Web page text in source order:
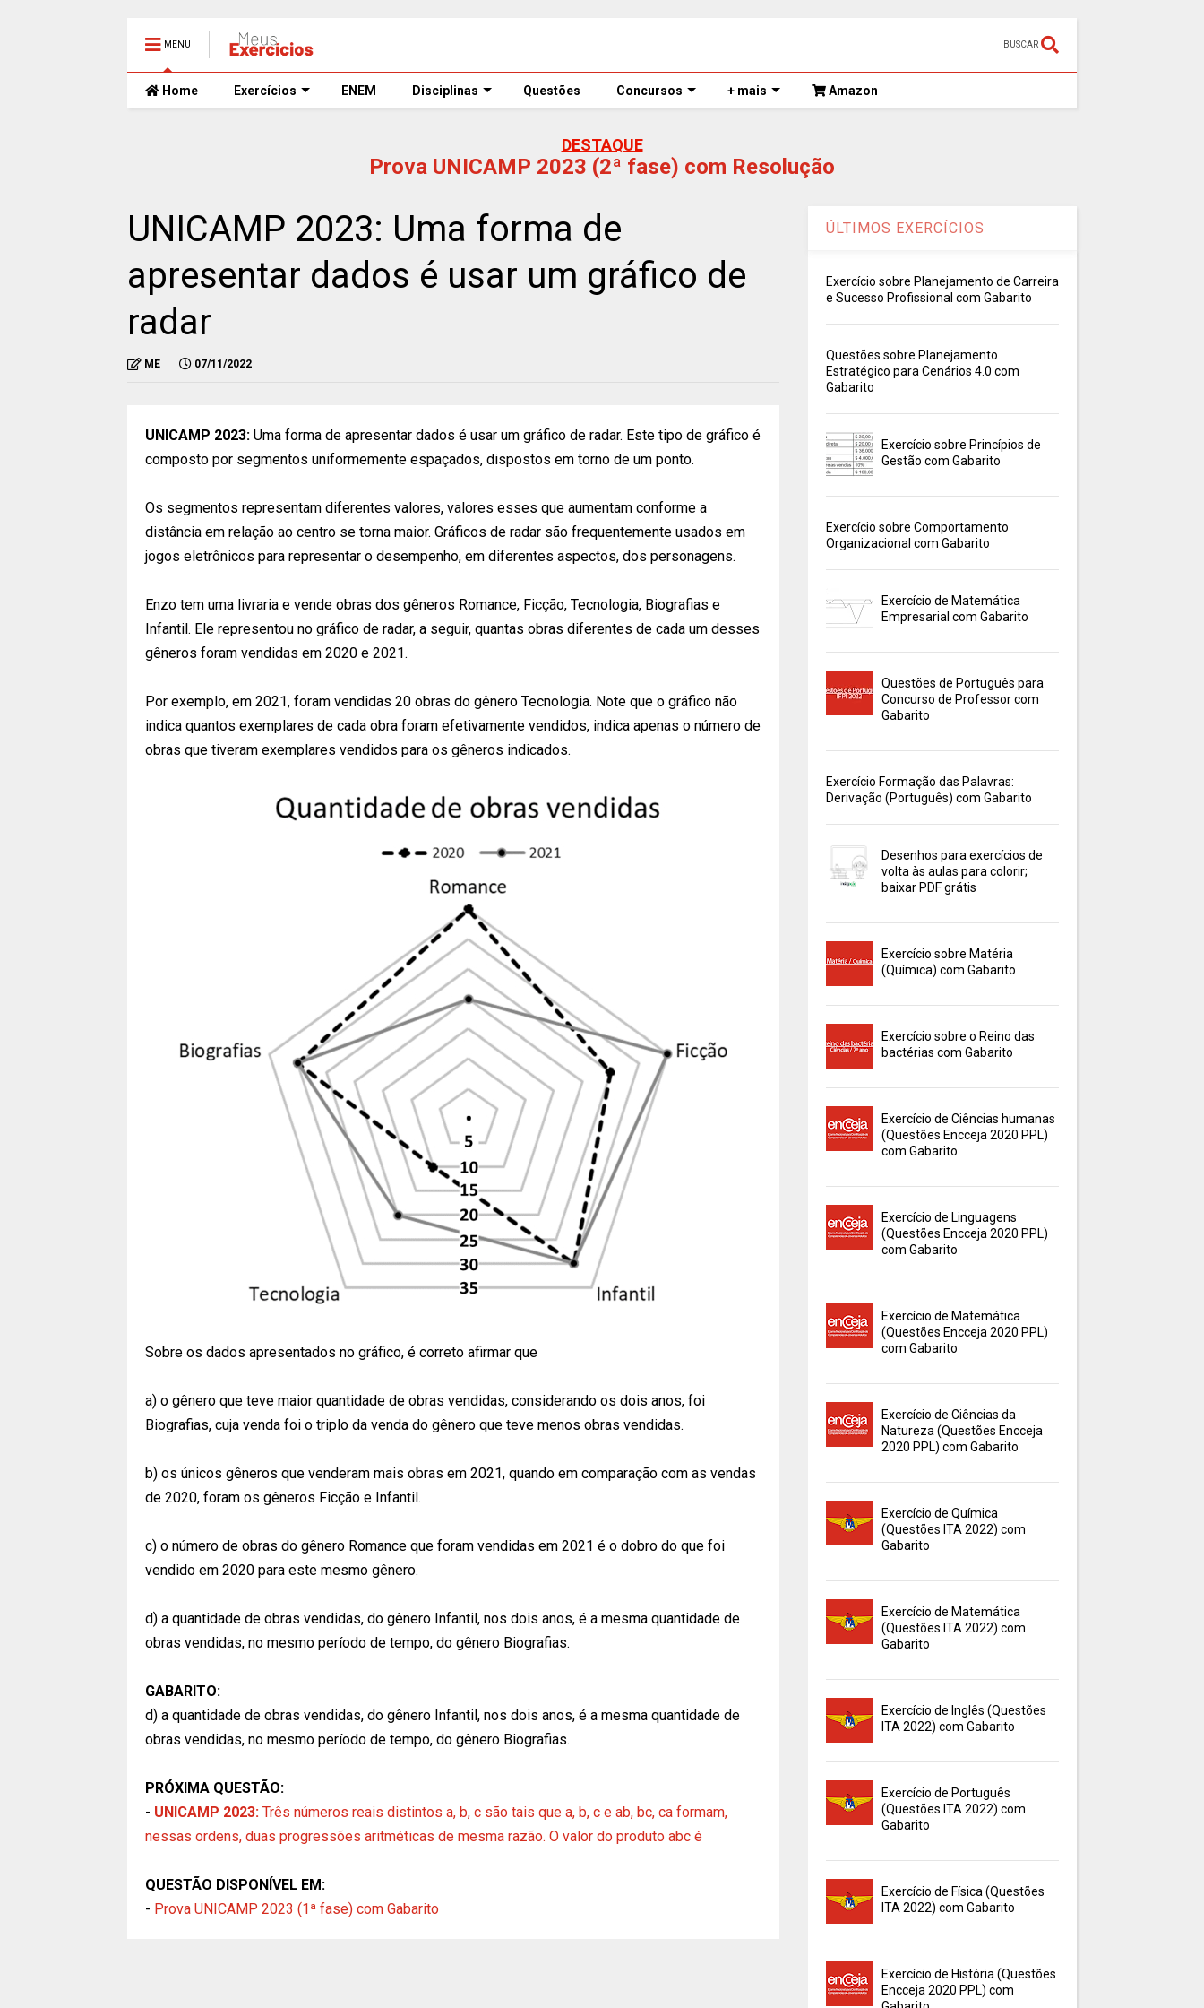
MENU BUSCAR
Home Exercícios ENEM Disciplinas Questões Concursos + mais Amazon
DESTAQUE
Prova UNICAMP 2023 (2ª fase) com Resolução
UNICAMP 2023: Uma forma de
apresentar dados é usar um gráfico de
radar
ME 07/11/2022
UNICAMP 2023: Uma forma de apresentar dados é usar um gráfico de radar. Este tipo de gráfico é
composto por segmentos uniformemente espaçados, dispostos em torno de um ponto.
Os segmentos representam diferentes valores, valores esses que aumentam conforme a
distância em relação ao centro se torna maior. Gráficos de radar são frequentemente usados em
jogos eletrônicos para representar o desempenho, em diferentes aspectos, dos personagens.
Enzo tem uma livraria e vende obras dos gêneros Romance, Ficção, Tecnologia, Biografias e
Infantil. Ele representou no gráfico de radar, a seguir, quantas obras diferentes de cada um desses
gêneros foram vendidas em 2020 e 2021.
Por exemplo, em 2021, foram vendidas 20 obras do gênero Tecnologia. Note que o gráfico não
indica quantos exemplares de cada obra foram efetivamente vendidos, indica apenas o número de
obras que tiveram exemplares vendidos para os gêneros indicados.
Sobre os dados apresentados no gráfico, é correto afirmar que
a) o gênero que teve maior quantidade de obras vendidas, considerando os dois anos, foi
Biografias, cuja venda foi o triplo da venda do gênero que teve menos obras vendidas.
b) os únicos gêneros que venderam mais obras em 2021, quando em comparação com as vendas
de 2020, foram os gêneros Ficção e Infantil.
c) o número de obras do gênero Romance que foram vendidas em 2021 é o dobro do que foi
vendido em 2020 para este mesmo gênero.
d) a quantidade de obras vendidas, do gênero Infantil, nos dois anos, é a mesma quantidade de
obras vendidas, no mesmo período de tempo, do gênero Biografias.
GABARITO:
d) a quantidade de obras vendidas, do gênero Infantil, nos dois anos, é a mesma quantidade de
obras vendidas, no mesmo período de tempo, do gênero Biografias.
PRÓXIMA QUESTÃO:
- UNICAMP 2023: Três números reais distintos a, b, c são tais que a, b, c e ab, bc, ca formam,
nessas ordens, duas progressões aritméticas de mesma razão. O valor do produto abc é
QUESTÃO DISPONÍVEL EM:
- Prova UNICAMP 2023 (1ª fase) com Gabarito
ÚLTIMOS EXERCÍCIOS
Exercício sobre Planejamento de Carreira
e Sucesso Profissional com Gabarito
Questões sobre Planejamento
Estratégico para Cenários 4.0 com
Gabarito
Exercício sobre Princípios de
Gestão com Gabarito
Exercício sobre Comportamento
Organizacional com Gabarito
Exercício de Matemática
Empresarial com Gabarito
Questões de Português para
Concurso de Professor com
Gabarito
Exercício Formação das Palavras:
Derivação (Português) com Gabarito
Desenhos para exercícios de
volta às aulas para colorir;
baixar PDF grátis
Exercício sobre Matéria
(Química) com Gabarito
Exercício sobre o Reino das
bactérias com Gabarito
Exercício de Ciências humanas
(Questões Encceja 2020 PPL)
com Gabarito
Exercício de Linguagens
(Questões Encceja 2020 PPL)
com Gabarito
Exercício de Matemática
(Questões Encceja 2020 PPL)
com Gabarito
Exercício de Ciências da
Natureza (Questões Encceja
2020 PPL) com Gabarito
Exercício de Química
(Questões ITA 2022) com
Gabarito
Exercício de Matemática
(Questões ITA 2022) com
Gabarito
Exercício de Inglês (Questões
ITA 2022) com Gabarito
Exercício de Português
(Questões ITA 2022) com
Gabarito
Exercício de Física (Questões
ITA 2022) com Gabarito
Exercício de História (Questões
Encceja 2020 PPL) com